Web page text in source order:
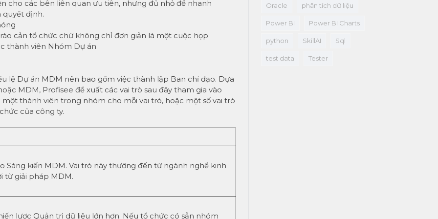
cho các bên liên quan ưu tiên, nhưng đủ nhỏ để nhanh
định.
cản tổ chức chứ không chỉ đơn giản là một cuộc họp
thành viên Nhóm Dự án
lệ Dự án MDM nên bao gồm việc thành lập Ban chỉ đạo. Dựa
MDM, Profisee đề xuất các vai trò sau đây tham gia vào
thành viên trong nhóm cho mỗi vai trò, hoặc một số vai trò
của công ty.
Sáng kiến ​​MDM. Vai trò này thường đến từ ngành nghề kinh
từ giải pháp MDM.
lược Quản trị dữ liệu lớn hơn. Nếu tổ chức có sẵn nhóm
Oracle phân tích dữ liệu
Power BI Power BI Charts
python SkillAI Sql
test data Tester